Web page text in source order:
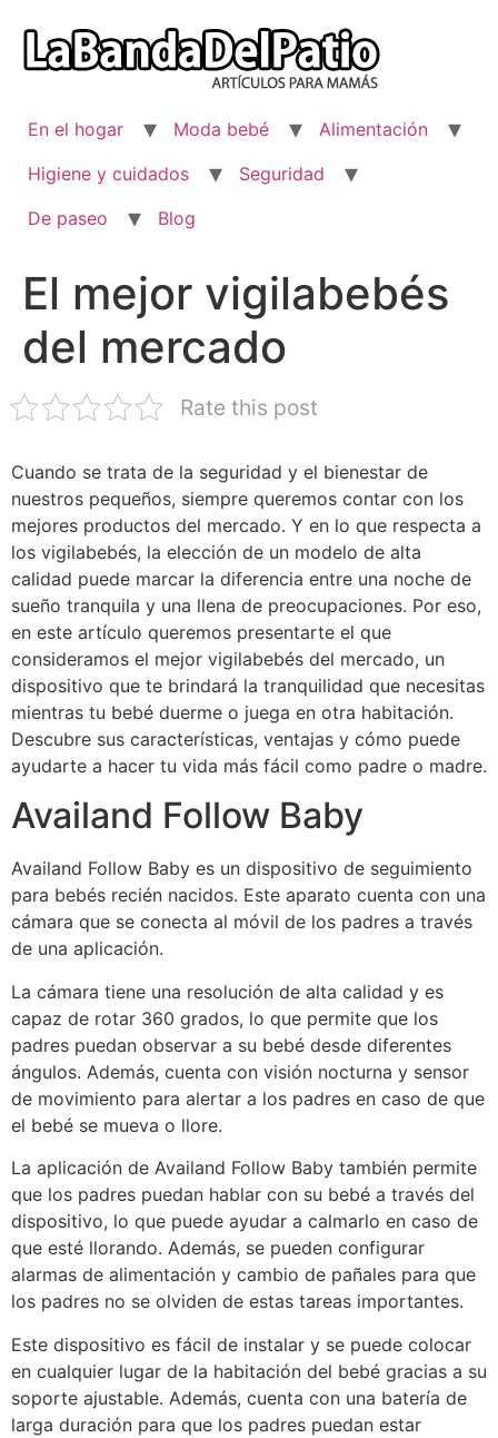
contenido
En el hogar Moda bebé
Alimentación
Higiene y cuidados
Seguridad
De paseo
Blog
El mejor vigilabebés
del mercado
Rate this post
Cuando se trata de la seguridad y el bienestar de
nuestros pequeños, siempre queremos contar con los
mejores productos del mercado. Y en lo que respecta a
los vigilabebés, la elección de un modelo de alta
calidad puede marcar la diferencia entre una noche de
sueño tranquila y una llena de preocupaciones. Por eso,
en este artículo queremos presentarte el que
consideramos el mejor vigilabebés del mercado, un
dispositivo que te brindará la tranquilidad que necesitas
mientras tu bebé duerme o juega en otra habitación.
Descubre sus características, ventajas y cómo puede
ayudarte a hacer tu vida más fácil como padre o madre.
Availand Follow Baby
Availand Follow Baby es un dispositivo de seguimiento
para bebés recién nacidos. Este aparato cuenta con una
cámara que se conecta al móvil de los padres a través
de una aplicación.
La cámara tiene una resolución de alta calidad y es
capaz de rotar 360 grados, lo que permite que los
padres puedan observar a su bebé desde diferentes
ángulos. Además, cuenta con visión nocturna y sensor
de movimiento para alertar a los padres en caso de que
el bebé se mueva o llore.
La aplicación de Availand Follow Baby también permite
que los padres puedan hablar con su bebé a través del
dispositivo, lo que puede ayudar a calmarlo en caso de
que esté llorando. Además, se pueden configurar
alarmas de alimentación y cambio de pañales para que
los padres no se olviden de estas tareas importantes.
Este dispositivo es fácil de instalar y se puede colocar
en cualquier lugar de la habitación del bebé gracias a su
soporte ajustable. Además, cuenta con una batería de
larga duración para que los padres puedan estar